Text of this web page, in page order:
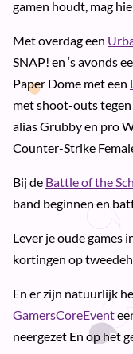
gamen houdt, mag
Met overdag een
SNAP! en ‘s avonds
Paper Dome met een
met shoot-outs
alias Grubby en pro
Counter-Strike
Bij de Battle of the
band beginnen en
Lever je oude games
kortingen op
En er zijn natuurlijk
GamersCoreEvent
neergezet En op het